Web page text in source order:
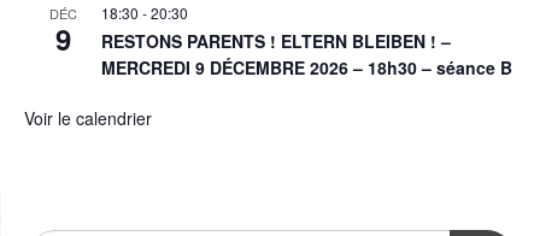
DÉC
9
18:30 -20:30
RESTONS PARENTS ! ELTERN BLEIBEN ! –
MERCREDI 9 DÉCEMBRE 2026 – 18h30 – séance B
Voir le calendrier